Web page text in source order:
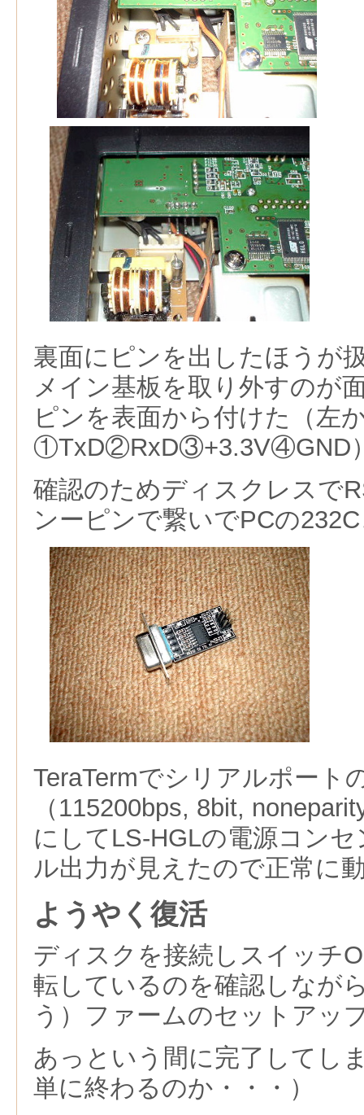
裏面にピンを出したほうが
メイン基板を取り外すのが
ピンを表面から付けた（左
①TxD②RxD③+3.3V④GND
確認のためディスクレスで
ンーピンで繋いでPCの
TeraTermでシリアルポート
（115200bps, 8bit,
にしてLS-HGLの電源コン
ル出力が見えたので正常に
ようやく復活
ディスクを接続しスイッチ
転しているのを確認しなが
う）ファームのセットアッ
あっという間に完了してし
単に終わるのか・・・）